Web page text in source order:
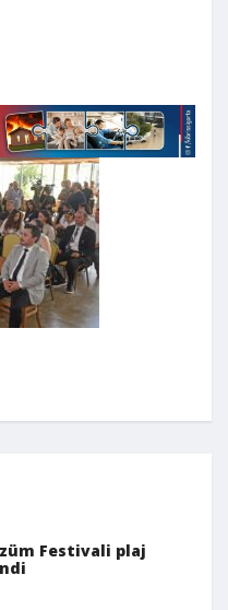
Festivali plaj